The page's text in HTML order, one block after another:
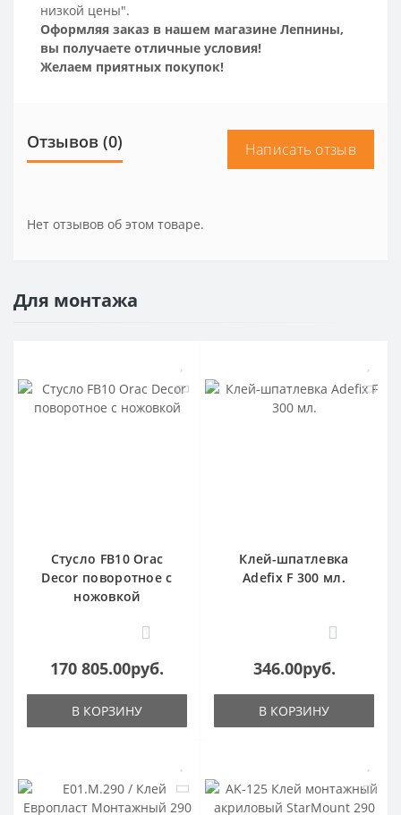
низкой цены".
Оформляя заказ в нашем магазине Лепнины,
вы получаете отличные условия!
Желаем приятных покупок!
Отзывов (0) Написать отзыв
Нет отзывов об этом товаре.
Для монтажа
Стусло FB10 Orac
Decor поворотное с
ножовкой
1
170 805.00руб.
В КОРЗИНУ
Клей-шпатлевка
Adefix F 300 мл.
0
346.00руб.
В КОРЗИНУ